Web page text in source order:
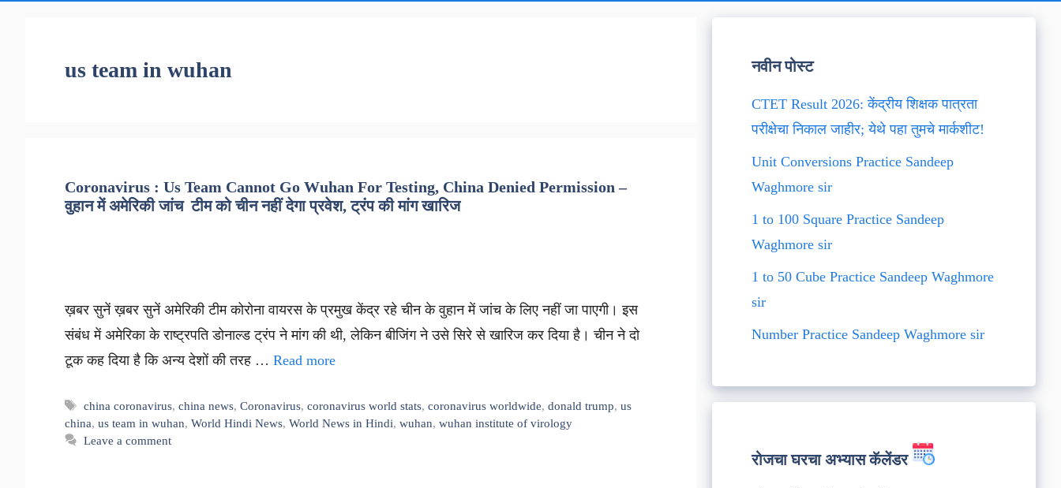
us team in wuhan
Coronavirus : Us Team Cannot Go Wuhan For Testing, China Denied Permission –
वुहान में अमेरिकी जांच टीम को चीन नहीं देगा प्रवेश, ट्रंप की मांग खारिज
ख़बर सुनें ख़बर सुनें अमेरिकी टीम कोरोना वायरस के प्रमुख केंद्र रहे चीन के वुहान में जांच के लिए नहीं जा पाएगी। इस
संबंध में अमेरिका के राष्ट्रपति डोनाल्ड ट्रंप ने मांग की थी, लेकिन बीजिंग ने उसे सिरे से खारिज कर दिया है। चीन ने दो
टूक कह दिया है कि अन्य देशों की तरह … Read more
Tags
china coronavirus,china news,Coronavirus,coronavirus world stats,coronavirus worldwide,donald trump,us
china, us team in wuhan, World Hindi News, World News in Hindi, wuhan, wuhan institute of virology
Leave a comment
नवीन पोस्ट
CTET Result 2026: केंद्रीय शिक्षक पात्रता
परीक्षेचा निकाल जाहीर; येथे पहा तुमचे मार्कशीट!
Unit Conversions Practice Sandeep
Waghmore sir
1 to 100 Square Practice Sandeep
Waghmore sir
1 to 50 Cube Practice Sandeep Waghmore
sir
Number Practice Sandeep Waghmore sir
रोजचा घरचा अभ्यास कॅलेंडर